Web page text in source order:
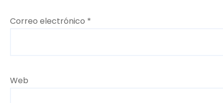
Correo electrónico *
Web